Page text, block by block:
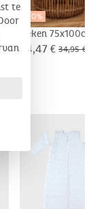
-30%
Deken
Biologisch
24,47 € 34,95 €
te